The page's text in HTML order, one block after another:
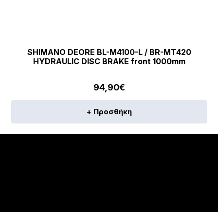
SHIMANO DEORE BL-M4100-L / BR-MT420
HYDRAULIC DISC BRAKE front 1000mm
94,90€
+ Προσθήκη